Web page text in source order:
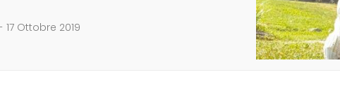
17 Ottobre 2019